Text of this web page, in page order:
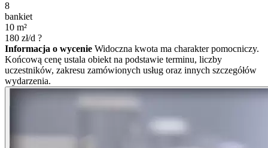
8
bankiet
10 m²
180 zł/d ?
Informacja o wycenie Widoczna kwota ma charakter pomocniczy.
Końcową cenę ustala obiekt na podstawie terminu, liczby
uczestników, zakresu zamówionych usług oraz innych szczegółów
wydarzenia.